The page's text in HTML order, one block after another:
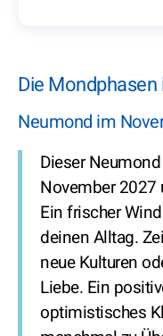
Die
Neumond im
Dieser
November 2027
Ein frischer
deinen Alltag.
neue Kulturen
Liebe. Ein
optimistisches